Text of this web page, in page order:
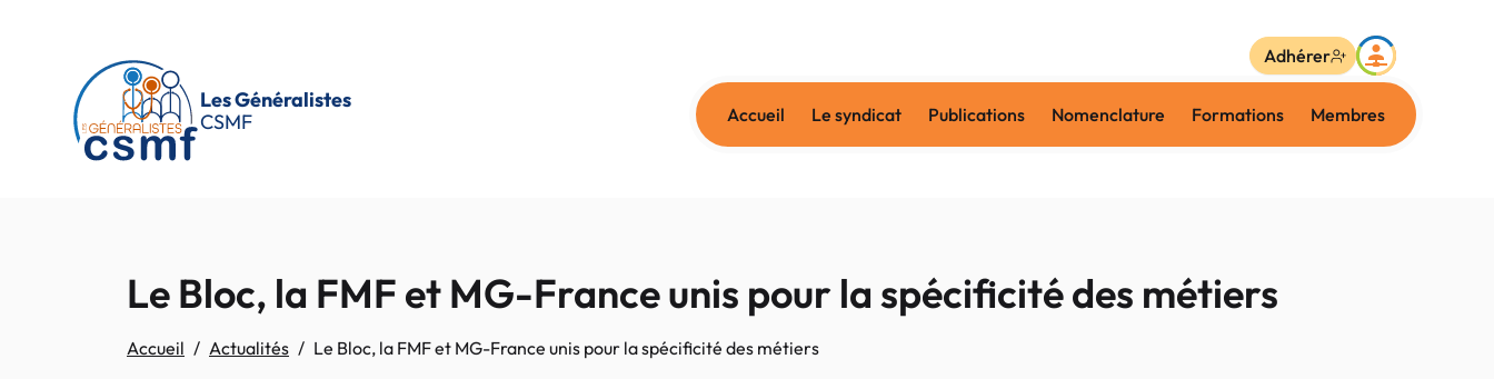
Les Généralistes
CSMF
Accueil Le syndicat Publications Nomenclature Formations Membres
Adhérer
Le Bloc, la FMF et MG-France unis pour la spécificité des métiers
Accueil Actualités Le Bloc, la FMF et MG-France unis pour la spécificité des métiers